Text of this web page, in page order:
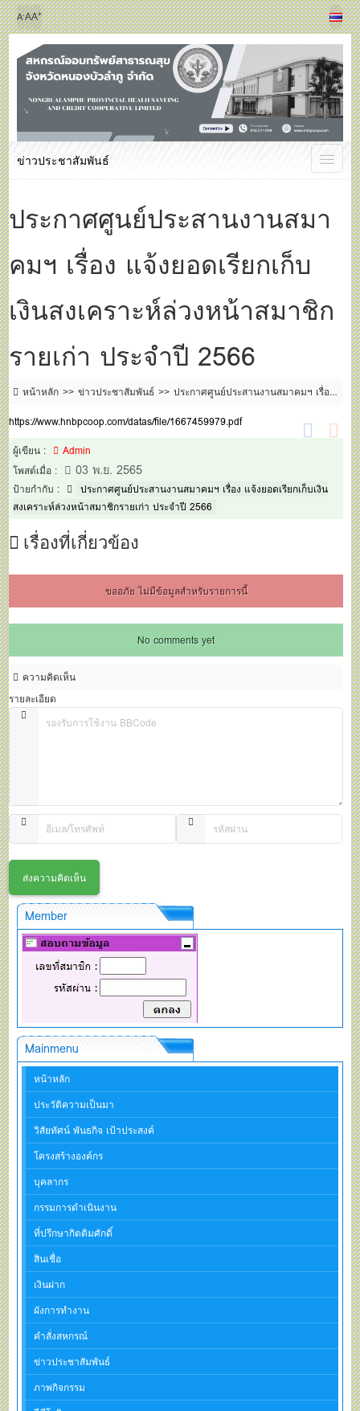
A-AA+
ข่าวประชาสัมพันธ์
ประกาศศูนย์ประสานงานสมา
คมฯ เรื่อง แจ้งยอดเรียกเก็บ
เงินสงเคราะห์ล่วงหน้าสมาชิก
รายเก่า ประจำปี 2566
หน้าหลัก ข่าวประชาสัมพันธ์
ประกาศศูนย์ประสานงานสมาคมฯ เรื่อง
https://www.hnbpcoop.com/datas/file/1667459979.pdf
ผู้เขียน :
Admin
โพสต์เมื่อ :
03 พ.ย. 2565
ป้ายกำกับ :
ประกาศศูนย์ประสานงานสมาคมฯ เรื่อง แจ้งยอดเรียกเก็บเงิน
สงเคราะห์ล่วงหน้าสมาชิกรายเก่า ประจำปี 2566
เรื่องที่เกี่ยวข้อง
ขออภัย ไม่มีข้อมูลสำหรับรายการนี้
No comments yet
ความคิดเห็น
รายละเอียด
Member
Mainmenu
หน้าหลัก
ประวัติความเป็นมา
วิสัยทัศน์ พันธกิจ เป้าประสงค์
โครงสร้างองค์กร
บุคลากร
กรรมการดำเนินงาน
ที่ปรึกษากิตติมศักดิ์
สินเชื่อ
เงินฝาก
ผังการทำงาน
คำสั่งสหกรณ์
ข่าวประชาสัมพันธ์
ภาพกิจกรรม